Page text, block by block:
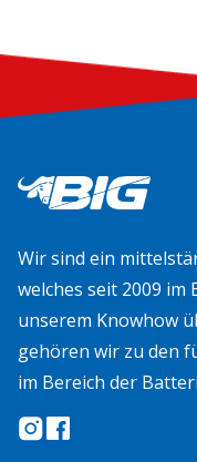
Wir sind ein
welches seit 2009
unserem Knowhow
gehören wir zu den
im Bereich der